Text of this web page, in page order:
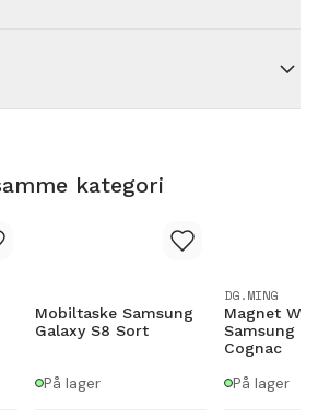
kategori
Mobiltaske Samsung
Galaxy S8 Sort
På lager
DG.MING
Magnet
Samsung
Cognac
På lager